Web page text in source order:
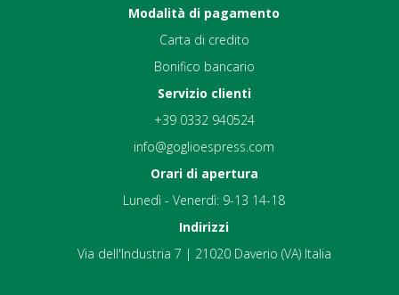
Modalità di pagamento
Carta di credito
Bonifico bancario
Servizio clienti
+39 0332 940524
info@goglioespress.com
Orari di apertura
Lunedì - Venerdì: 9-13 14-18
Indirizzi
Via dell'Industria 7 | 21020 Daverio (VA) Italia